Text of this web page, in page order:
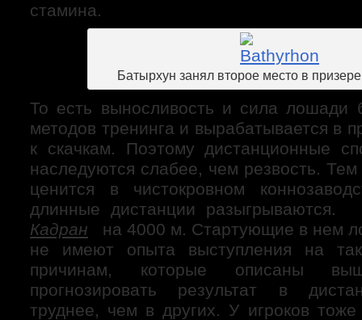
стамина.
Батырхун занял второе место в
То есть выносливость и сила лошади
методов тренинга и вырабатывается в
к скачкам. Поэтому дистанционные
наследуются слабее, чем резвость.
ценится в чистокровном
длинные дистанции
Кадран на 4000 м. Стартующие в нем
не имеют опыта выступления на
причинам, которые описаны
прогнозировать результат в
труднее, чем в других. У игроков